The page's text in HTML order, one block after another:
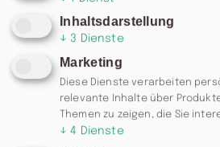
Inhaltsdarstellung
↓ 3 Dienste
Marketing
Diese Dienste verarbeiten
relevante Inhalte über
Themen zu zeigen, die Sie
↓ 4 Dienste